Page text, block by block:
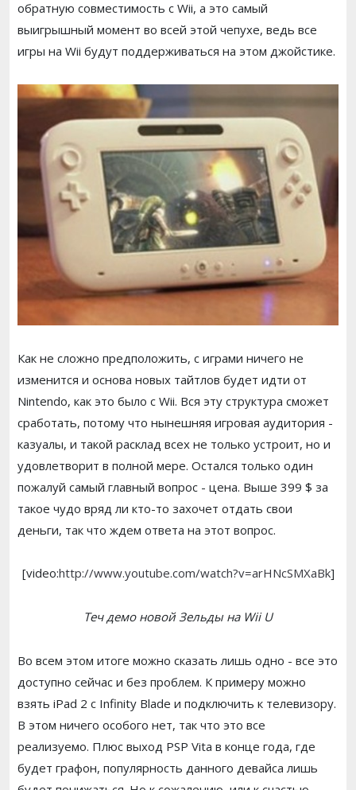
обратную совместимость с Wii, а это самый
выигрышный момент во всей этой чепухе, ведь все
игры на Wii будут поддерживаться на этом джойстике.
Как не сложно предположить, с играми ничего не
изменится и основа новых тайтлов будет идти от
Nintendo, как это было с Wii. Вся эту структура сможет
сработать, потому что нынешняя игровая аудитория -
казуалы, и такой расклад всех не только устроит, но и
удовлетворит в полной мере. Остался только один
пожалуй самый главный вопрос - цена. Выше 399 $ за
такое чудо вряд ли кто-то захочет отдать свои
деньги, так что ждем ответа на этот вопрос.
[video:http://www.youtube.com/watch?v=arHNcSMXaBk]
Теч демо новой Зельды на Wii U
Во всем этом итоге можно сказать лишь одно - все это
доступно сейчас и без проблем. К примеру можно
взять iPad 2 с Infinity Blade и подключить к телевизору.
В этом ничего особого нет, так что это все
реализуемо. Плюс выход PSP Vita в конце года, где
будет графон, популярность данного девайса лишь